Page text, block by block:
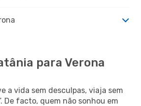
para Verona
a vida sem desculpas, viaja sem
De facto, quem não sonhou em